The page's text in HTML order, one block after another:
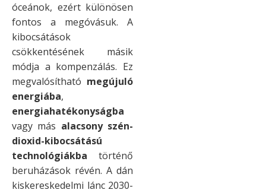
óceánok, ezért különösen
fontos a megóvásuk. A
kibocsátások
csökkentésének másik
módja a kompenzálás. Ez
megvalósítható megújuló
energiába,
energiahatékonyságba
vagy más alacsony szén-
dioxid-kibocsátású
technológiákba történő
beruházások révén. A dán
kiskereskedelmi lánc 2030-